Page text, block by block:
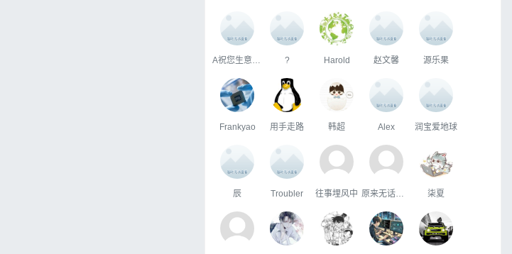
? Harold 赵文馨 源乐果
Frankyao 用手走路 韩超 Alex 润宝爱地球
辰 Troubler 往事埋风中 柒夏